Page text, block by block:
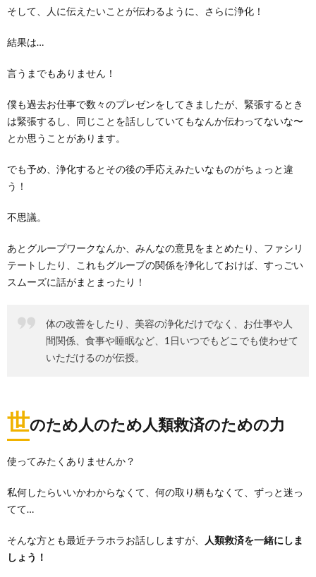
そして、人に伝えたいことが伝わるように、さらに浄化！
結果は…
言うまでもありません！
僕も過去お仕事で数々のプレゼンをしてきましたが、緊張するとき
は緊張するし、同じことを話ししていてもなんか伝わってないな〜
とか思うことがあります。
でも予め、浄化するとその後の手応えみたいなものがちょっと違
う！
不思議。
あとグループワークなんか、みんなの意見をまとめたり、ファシリ
テートしたり、これもグループの関係を浄化しておけば、すっごい
スムーズに話がまとまったり！
体の改善をしたり、美容の浄化だけでなく、お仕事や人
間関係、食事や睡眠など、1日いつでもどこでも使わせて
いただけるのが伝授。
世のため人のため人類救済のための力
使ってみたくありませんか？
私何したらいいかわからなくて、何の取り柄もなくて、ずっと迷っ
てて…
そんな方とも最近チラホラお話ししますが、
人類救済を一緒にしま
しょう！